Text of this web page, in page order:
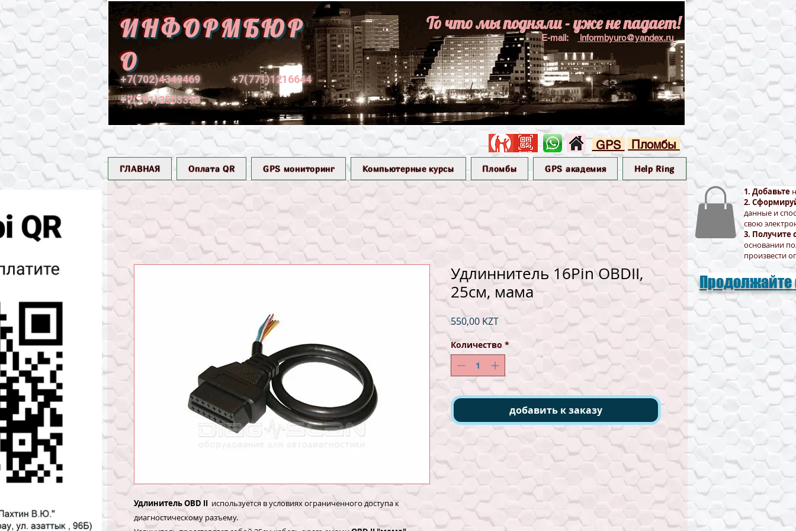
ИНФОРМБЮР
О
+7(701)3503350
E-mail: informbyuro@yandex.ru
То что мы подняли - уже не падает!
+7(702)4349469 +7(771)1216644
GPS Пломбы
ГЛАВНАЯ Оплата QR GPS мониторинг Компьютерные курсы Пломбы GPS академия Help Ring
Удлинитель OBD II используется в условиях ограниченного доступа к
диагностическому разъему.
Удлиннитель 16Pin OBDII,
25cм, мама
550,00 KZTЦена
Количество *
добавить к заказу
1. Добавьте
2.
данные и
свою
3. Получите
основании
произвести